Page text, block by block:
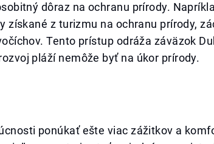
dôraz na ochranu prírody.
získané z turizmu na ochranu prírody,
Tento prístup odráža záväzok
pláží nemôže byť na úkor prírody.
ponúkať ešte viac zážitkov a